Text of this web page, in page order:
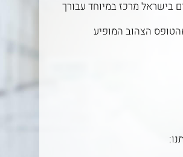
בישראל מרכז במיוחד עבורך
הצהוב המופיע